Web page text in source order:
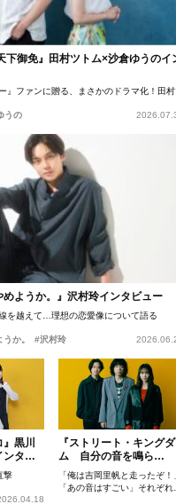
下御免』田村ツトム×沙倉ゆうのイ
』ファンに贈る、まさかのドラマ化！田
うの
めようか。』沢村玲インタビュー
を越えて…理想の恋愛像について語る
か。 #沢村玲
』黒川
ンタビ
撃
『ストリート・キングダ
ム 自分の音を鳴ら
せ。』峯田和伸、若葉竜
也、吉岡里帆インタビュ
ー
「俺は吉岡里帆と走ったぞ！
「あの音はすごい」それぞれ